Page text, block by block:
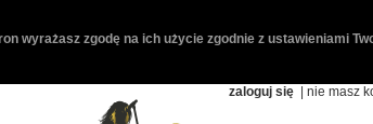
wyrażasz zgodę na ich użycie zgodnie z ustawieniami
zaloguj się | nie masz